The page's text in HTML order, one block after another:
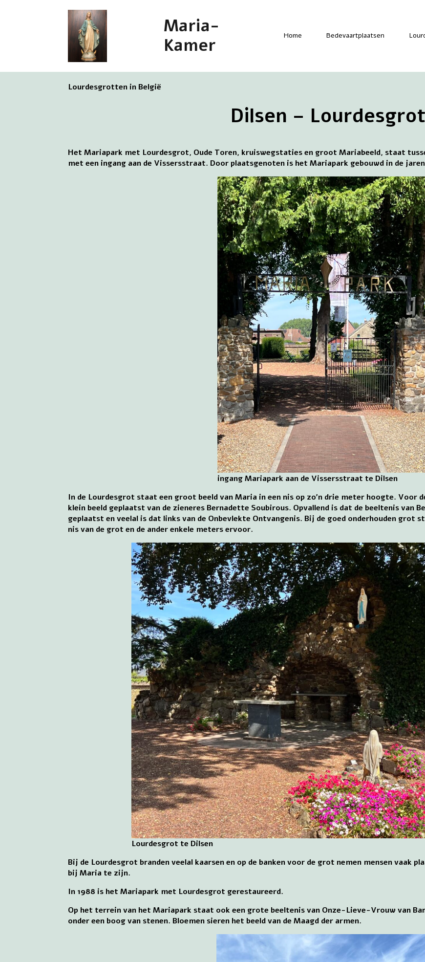
Maria-
Kamer
Home Bedevaartplaatsen
Lourdesgrotten in België
Dilsen – Lourdesgrot
Het Mariapark met Lourdesgrot, Oude Toren, kruiswegstaties en groot Mariabeeld, staat
met een ingang aan de Vissersstraat. Door plaatsgenoten is het Mariapark gebouwd in de
ingang Mariapark aan de Vissersstraat te Dilsen
In de Lourdesgrot staat een groot beeld van Maria in een nis op zo’n drie meter hoogte. Voor
klein beeld geplaatst van de zieneres Bernadette Soubirous. Opvallend is dat de beeltenis van
geplaatst en veelal is dat links van de Onbevlekte Ontvangenis. Bij de goed onderhouden grot
nis van de grot en de ander enkele meters ervoor.
Lourdesgrot te Dilsen
Bij de Lourdesgrot branden veelal kaarsen en op de banken voor de grot nemen mensen vaak
bij Maria te zijn.
In 1988 is het Mariapark met Lourdesgrot gerestaureerd.
Op het terrein van het Mariapark staat ook een grote beeltenis van Onze-Lieve-Vrouw van
onder een boog van stenen. Bloemen sieren het beeld van de Maagd der armen.